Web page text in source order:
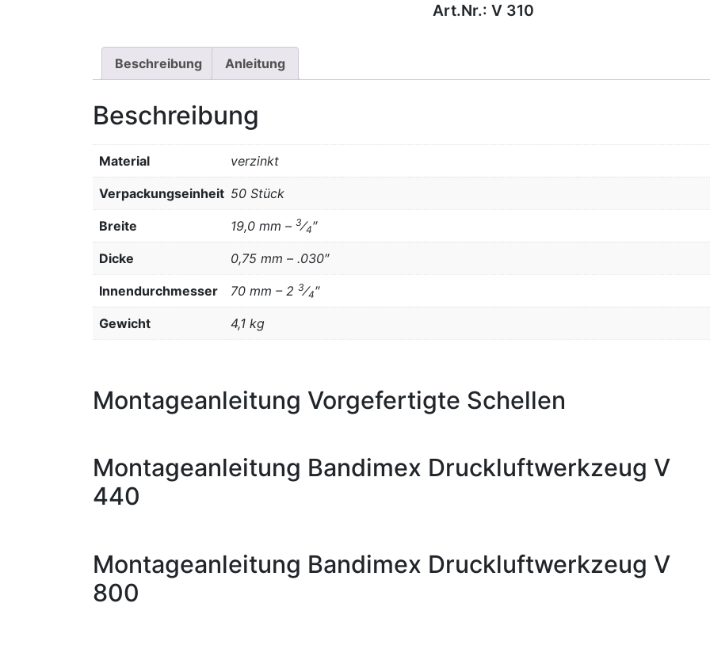
Art.Nr.: V 310
Beschreibung Anleitung
Beschreibung
Material verzinkt
Verpackungseinheit 50 Stück
Breite 19,0 mm – 3⁄4″
Dicke 0,75 mm – .030″
Innendurchmesser 70 mm – 2 3⁄4″
Gewicht 4,1 kg
Montageanleitung Vorgefertigte Schellen
Montageanleitung Bandimex Druckluftwerkzeug V
440
Montageanleitung Bandimex Druckluftwerkzeug V
800